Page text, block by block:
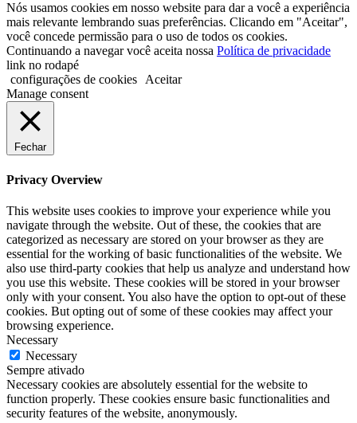
Nós usamos cookies em nosso website para dar a você a experiência
mais relevante lembrando suas preferências. Clicando em "Aceitar",
você concede permissão para o uso de todos os cookies.
Continuando a navegar você aceita nossa Política de privacidade
link no rodapé
configurações de cookies
Aceitar
Manage consent
Fechar
Privacy Overview
This website uses cookies to improve your experience while you
navigate through the website. Out of these, the cookies that are
categorized as necessary are stored on your browser as they are
essential for the working of basic functionalities of the website. We
also use third-party cookies that help us analyze and understand how
you use this website. These cookies will be stored in your browser
only with your consent. You also have the option to opt-out of these
cookies. But opting out of some of these cookies may affect your
browsing experience.
Necessary
Necessary
Sempre ativado
Necessary cookies are absolutely essential for the website to
function properly. These cookies ensure basic functionalities and
security features of the website, anonymously.